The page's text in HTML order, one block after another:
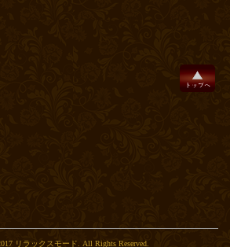
リラックスモード. All Rights Reserved.